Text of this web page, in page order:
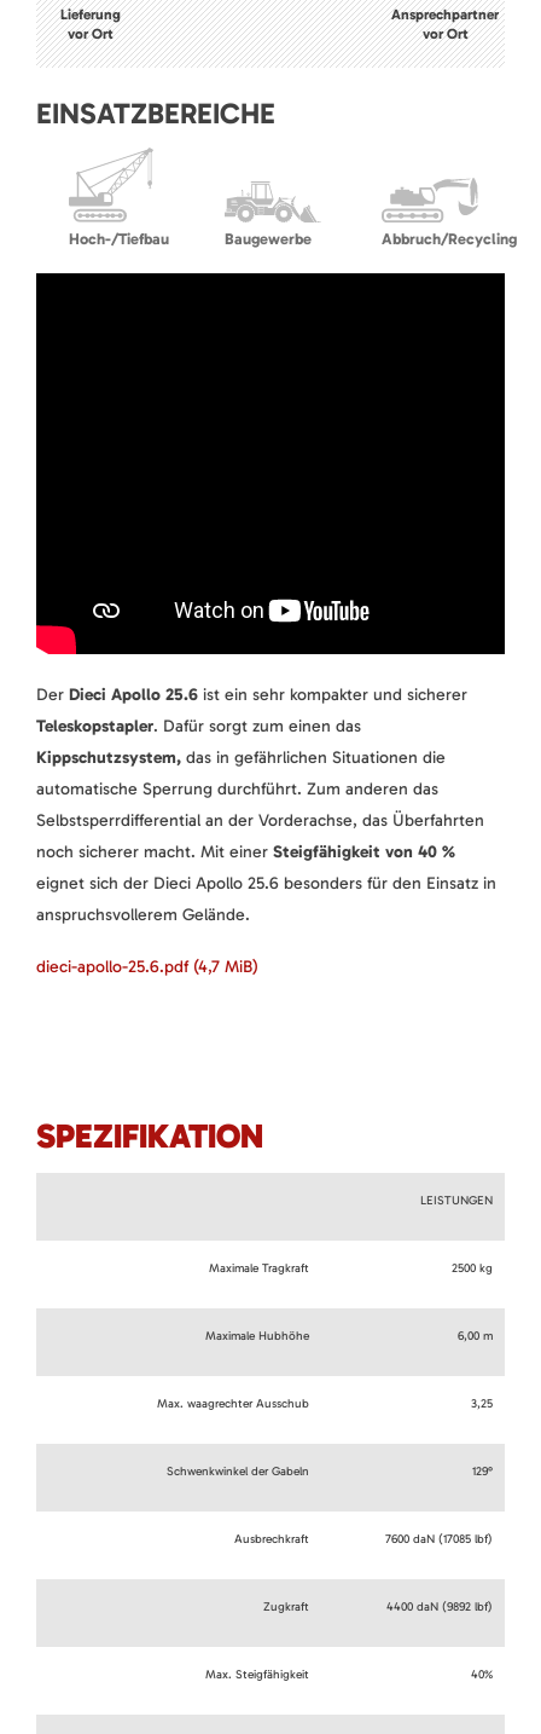
Lieferung
vor Ort
Ansprechpartner
vor Ort
EINSATZBEREICHE
Hoch-/Tiefbau Baugewerbe Abbruch/Recycling
Der Dieci Apollo 25.6 ist ein sehr kompakter und sicherer
Teleskopstapler. Dafür sorgt zum einen das
Kippschutzsystem, das in gefährlichen Situationen die
automatische Sperrung durchführt. Zum anderen das
Selbstsperrdifferential an der Vorderachse, das Überfahrten
noch sicherer macht. Mit einer Steigfähigkeit von 40 %
eignet sich der Dieci Apollo 25.6 besonders für den Einsatz in
anspruchsvollerem Gelände.
dieci-apollo-25.6.pdf (4,7 MiB)
SPEZIFIKATION
LEISTUNGEN
Maximale Tragkraft 2500 kg
Maximale Hubhöhe 6,00 m
Max. waagrechter Ausschub 3,25
Schwenkwinkel der Gabeln 129°
Ausbrechkraft 7600 daN (17085 lbf)
Zugkraft 4400 daN (9892 lbf)
Max. Steigfähigkeit 40%